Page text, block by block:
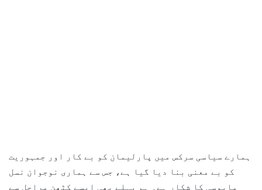
ہمارے سیاسی سرکس میں پارلیمان کو بے کار اور جمہوریت
کو بے معنی بنا دیا گیا ہے، جس سے ہماری نوجوان نسل
مایوسی کا شکار ہے۔ ہم پہلے بھی ایسے کٹھن مراحل سے